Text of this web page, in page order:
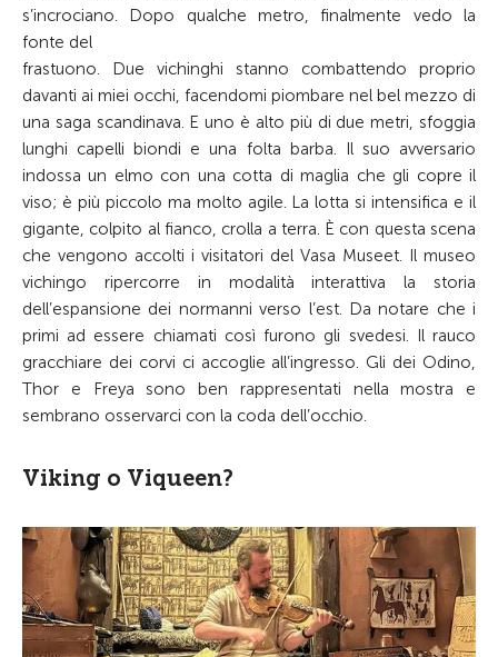
s’incrociano. Dopo qualche metro, finalmente vedo la
fonte del
frastuono. Due vichinghi stanno combattendo proprio
davanti ai miei occhi, facendomi piombare nel bel mezzo di
una saga scandinava. E uno è alto più di due metri, sfoggia
lunghi capelli biondi e una folta barba. Il suo avversario
indossa un elmo con una cotta di maglia che gli copre il
viso; è più piccolo ma molto agile. La lotta si intensifica e il
gigante, colpito al fianco, crolla a terra. È con questa scena
che vengono accolti i visitatori del Vasa Museet. Il museo
vichingo ripercorre in modalità interattiva la storia
dell’espansione dei normanni verso l’est. Da notare che i
primi ad essere chiamati così furono gli svedesi. Il rauco
gracchiare dei corvi ci accoglie all’ingresso. Gli dei Odino,
Thor e Freya sono ben rappresentati nella mostra e
sembrano osservarci con la coda dell’occhio.
Viking o Viqueen?